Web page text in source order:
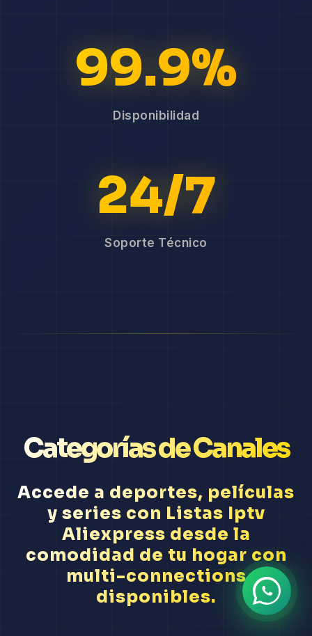
99.9%
Disponibilidad
24/7
Soporte Técnico
Categorías de Canales
Accede a deportes, películas
y series con Listas Iptv
Aliexpress desde la
comodidad de tu hogar con
multi-connections
disponibles.